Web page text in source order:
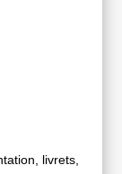
livrets,